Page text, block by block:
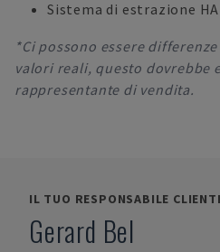
Sistema di estrazione
*Ci possono essere
valori reali, questo dovrebbe
rappresentante di vendita.
IL TUO RESPONSABILE
Gerard Bel